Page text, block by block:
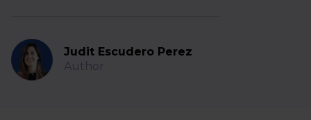
Judit Escudero Perez
Author